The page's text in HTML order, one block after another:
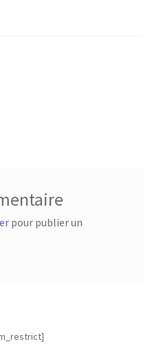
pour publier un